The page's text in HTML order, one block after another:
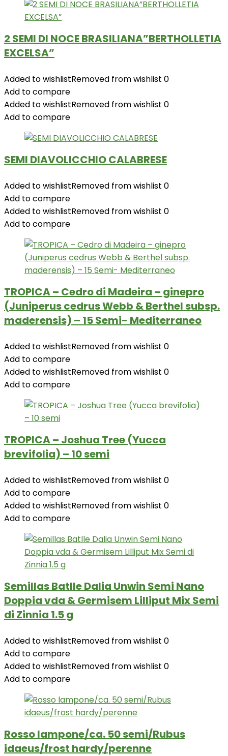
2 SEMI DI NOCE BRASILIANA”BERTHOLLETIA
EXCELSA”
Added to wishlistRemoved from wishlist 0
Add to compare
Added to wishlistRemoved from wishlist 0
Add to compare
SEMI DIAVOLICCHIO CALABRESE
Added to wishlistRemoved from wishlist 0
Add to compare
Added to wishlistRemoved from wishlist 0
Add to compare
TROPICA – Cedro di Madeira – ginepro
(Juniperus cedrus Webb & Berthel subsp.
maderensis) – 15 Semi- Mediterraneo
Added to wishlistRemoved from wishlist 0
Add to compare
Added to wishlistRemoved from wishlist 0
Add to compare
TROPICA – Joshua Tree (Yucca
brevifolia) – 10 semi
Added to wishlistRemoved from wishlist 0
Add to compare
Added to wishlistRemoved from wishlist 0
Add to compare
Semillas Batlle Dalia Unwin Semi Nano
Doppia vda & Germisem Lilliput Mix Semi
di Zinnia 1.5 g
Added to wishlistRemoved from wishlist 0
Add to compare
Added to wishlistRemoved from wishlist 0
Add to compare
Rosso lampone/ca. 50 semi/Rubus
idaeus/frost hardy/perenne